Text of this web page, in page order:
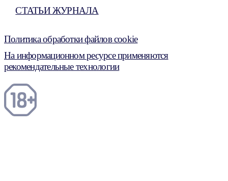
СТАТЬИ ЖУРНАЛА
Политика обработки файлов cookie
На информационном ресурсе применяются
рекомендательные технологии